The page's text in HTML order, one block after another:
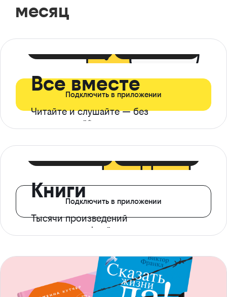
месяц
Все вместе
Читайте и слушайте — без
ограничений*
Подключить в приложении
Книги
Тысячи произведений
с доступом офлайн
Подключить в приложении